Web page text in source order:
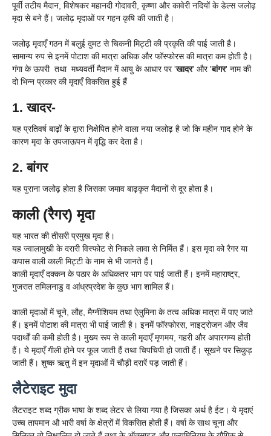
पूर्वी तटीय मैदान, विशेषकर महानदी गोदावरी, कृष्णा और कावेरी नदियों के डेल्स जलोढ़
मृदा से बने हैं। जलोढ़ मृदाओं पर गहन कृषि की जाती है।
जलोढ़ मृदाएँ गठन में बलुई दुमट से चिकनी मिट्टी की प्रकृति की पाई जाती है।
सामान्य रुप से इनमें पोटाश की मात्रा अधिक और फॉस्फोरस की मात्रा कम होती है।
गंगा के ऊपरी तथा मध्यवर्ती मैदान में आयु के आधार पर 'खादर' और 'बांगर' नाम की
दो भिन्न प्रकार की मृदाएँ विकसित हुई हैं
1. खादर-
यह प्रतिवर्ष बाढ़ों के द्वारा निक्षेपित होने वाला नया जलोढ़ है जो कि महीन गाद होने के
कारण मृदा के उपजाऊपन में वृद्धि कर देता है।
2. बांगर
यह पुराना जलोढ़ होता है जिसका जमाव बाढ़कृत मैदानों से दूर होता है।
काली (रैगर) मृदा
यह भारत की तीसरी प्रमुख मृदा है।
यह ज्वालामुखी के दरारी विस्फोट से निकले लावा से निर्मित हैं। इस मृदा को रैगर या
कपास वाली काली मिट्टी के नाम से भी जानते हैं।
काली मृदाएँ दक्कन के पठार के अधिकतर भाग पर पाई जाती हैं। इनमें महाराष्ट्र,
गुजरात तमिलनाडु व आंध्रप्रदेश के कुछ भाग शामिल हैं।
काली मृदाओं में चूने, लौह, मैग्नीशियम तथा ऐलुमिना के तत्व अधिक मात्रा में पाए जाते
हैं। इनमें पोटाश की मात्रा भी पाई जाती है। इनमें फॉस्फोरस, नाइट्रोजन और जैव
पदार्थों की कमी होती है। मुख्य रूप से काली मृदाएँ मृणमय, गहरी और अपारगम्य होती
हैं। ये मृदाएँ गीली होने पर फूल जाती हैं तथा चिपचिपी हो जाती हैं। सूखने पर सिकुड़
जाती हैं। शुष्क ऋतु में इन मृदाओं में चौड़ी दरारें पड़ जाती हैं।
लैटेराइट मुदा
लैटराइट शब्द ग्रीक भाषा के शब्द लेटर से लिया गया है जिसका अर्थ है ईट। ये मृदाएं
उच्च तापमान औ भारी वर्षा के क्षेत्रों में विकसित होती हैं। वर्षा के साथ चूना और